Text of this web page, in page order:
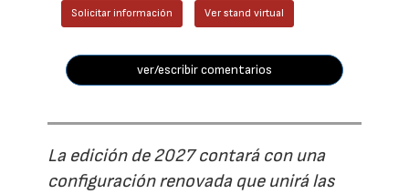
Solicitar información Ver stand virtual
ver/escribir comentarios
La edición de 2027 contará con una
configuración renovada que unirá las